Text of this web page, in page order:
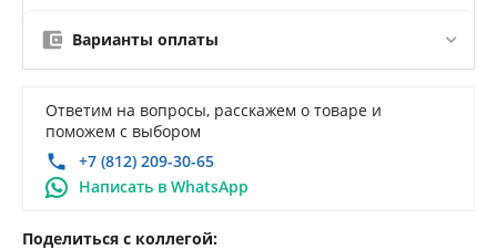
Варианты оплаты
Ответим на вопросы, расскажем о товаре и
поможем с выбором
+7 (812) 209-30-65
Написать в WhatsApp
Поделиться с коллегой: